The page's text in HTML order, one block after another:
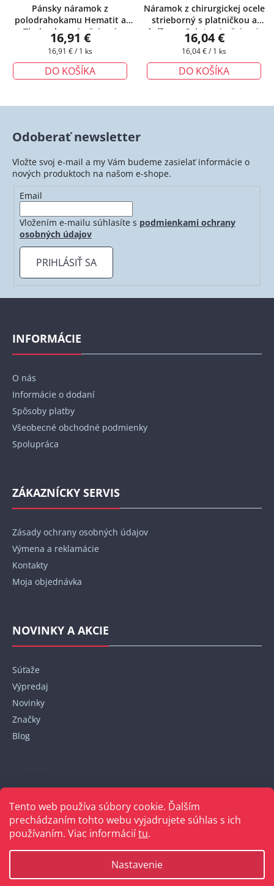
Tento web používa súbory cookie. Ďalším
prechádzaním tohto webu vyjadrujete súhlas s ich
používaním. Viac informáciítu.
Nastavenie
Pánsky náramok z
polodrahokamu Hematit a
Tigrie oko + darčeková
krabička zadarmo
16,91 €
Jednotková
cena:
16,91 € / 1 ks
DO KOŠÍKA
Náramok z chirurgickej ocele
strieborný s platničkou a
krížom - Saint + darčeková
krabička zadarmo
16,04 €
Jednotková
cena:
16,04 € / 1 ks
DO KOŠÍKA
Odoberať newsletter
Vložte svoj e-mail a my Vám budeme zasielať informácie o
nových produktoch na našom e-shope.
Email
Vložením e-mailu súhlasíte s podmienkami ochrany
osobných údajov
PRIHLÁSIŤ SA
Z
INFORMÁCIE
O nás
Informácie o dodaní
Spôsoby platby
Všeobecné obchodné podmienky
Spolupráca
ZÁKAZNÍCKY SERVIS
Zásady ochrany osobných údajov
Výmena a reklamácie
Kontakty
Moja objednávka
NOVINKY A AKCIE
Súťaže
Výpredaj
Novinky
Značky
Blog
+421 948 152 820